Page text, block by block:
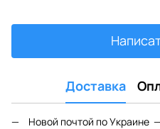
Доставка
Новой почтой по Украине